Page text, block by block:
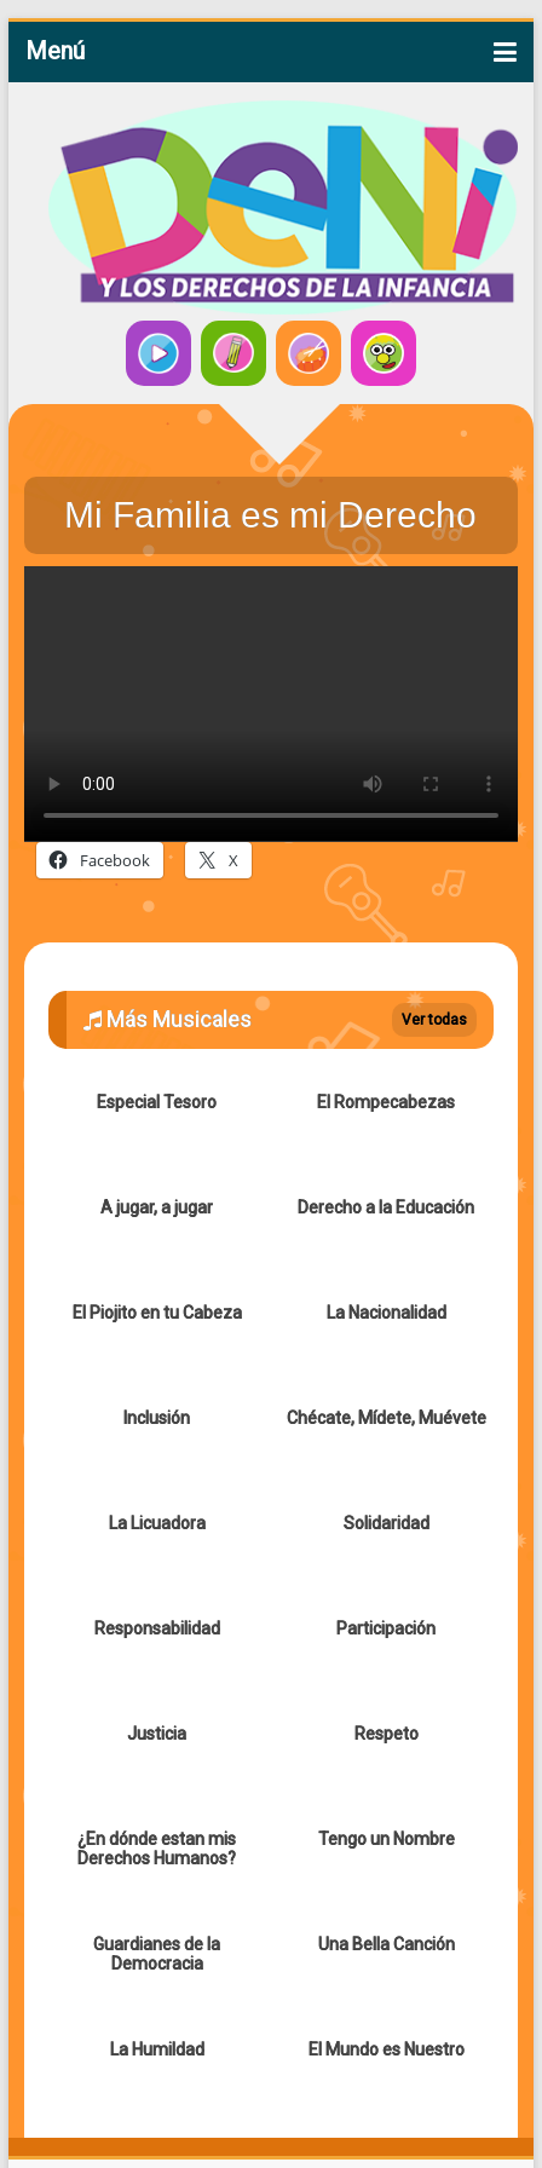
Menú
Mi Familia es mi Derecho
Facebook X
Más Musicales Ver todas
Especial Tesoro El Rompecabezas
A jugar, a jugar Derecho a la Educación
El Piojito en tu Cabeza La Nacionalidad
Inclusión Chécate, Mídete, Muévete
La Licuadora Solidaridad
Responsabilidad Participación
Justicia Respeto
¿En dónde estan mis
Derechos Humanos?
Tengo un Nombre
Guardianes de la
Democracia
Una Bella Canción
La Humildad El Mundo es Nuestro